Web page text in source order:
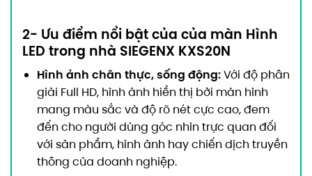
2- Ưu điểm nổi bật của của màn Hình
LED trong nhà SIEGENX KXS20N
Hình ảnh chân thực, sống động:Với độ phân
giải Full HD, hình ảnh hiển thị bởi màn hình
mang màu sắc và độ rõ nét cực cao, đem
đến cho người dùng góc nhìn trực quan đối
với sản phẩm, hình ảnh hay chiến dịch truyền
thông của doanh nghiệp.